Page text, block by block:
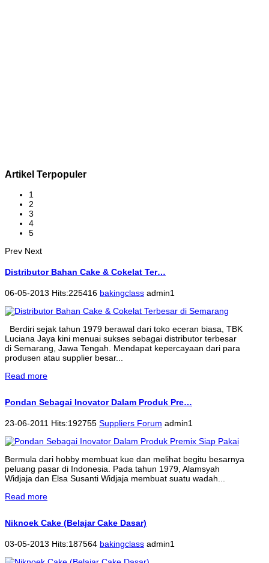
Artikel Terpopuler
1
2
3
4
5
Prev Next
Distributor Bahan Cake & Cokelat Ter…
06-05-2013 Hits:225416 bakingclass admin1
Berdiri sejak tahun 1979 berawal dari toko eceran biasa, TBK
Luciana Jaya kini menuai sukses sebagai distributor terbesar
di Semarang, Jawa Tengah. Mendapat kepercayaan dari para
produsen atau supplier besar...
Read more
Pondan Sebagai Inovator Dalam Produk Pre…
23-06-2011 Hits:192755 Suppliers Forum admin1
Bermula dari hobby membuat kue dan melihat begitu besarnya
peluang pasar di Indonesia. Pada tahun 1979, Alamsyah
Widjaja dan Elsa Susanti Widjaja membuat suatu wadah...
Read more
Niknoek Cake (Belajar Cake Dasar)
03-05-2013 Hits:187564 bakingclass admin1